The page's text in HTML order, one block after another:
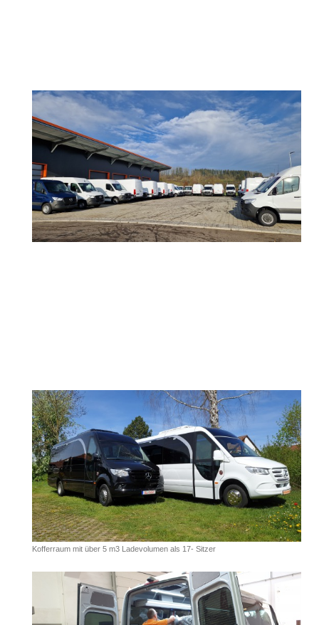
Kofferraum mit über 5 m3 Ladevolumen als 17- Sitzer